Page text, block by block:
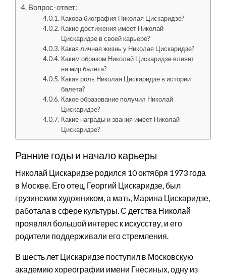
Вопрос-ответ:
Какова биография Николая Цискаридзе?
Какие достижения имеет Николай
Цискаридзе в своей карьере?
Какая личная жизнь у Николая Цискаридзе?
Каким образом Николай Цискаридзе влияет
на мир балета?
Какая роль Николая Цискаридзе в истории
балета?
Какое образование получил Николай
Цискаридзе?
Какие награды и звания имеет Николай
Цискаридзе?
Ранние годы и начало карьеры
Николай Цискаридзе родился 10 октября 1973 года
в Москве. Его отец, Георгий Цискаридзе, был
грузинским художником, а мать, Марина Цискаридзе,
работала в сфере культуры. С детства Николай
проявлял большой интерес к искусству, и его
родители поддерживали его стремления.
В шесть лет Цискаридзе поступил в Московскую
академию хореографии имени Гнесиных, одну из